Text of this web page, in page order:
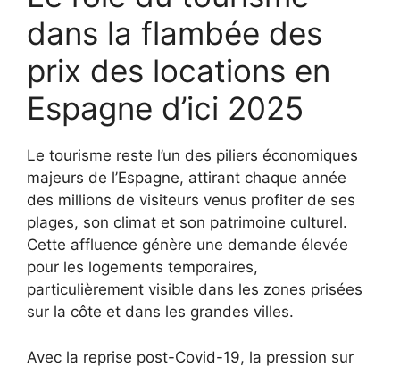
dans la flambée des
prix des locations en
Espagne d’ici 2025
Le tourisme reste l’un des piliers économiques
majeurs de l’Espagne, attirant chaque année
des millions de visiteurs venus profiter de ses
plages, son climat et son patrimoine culturel.
Cette affluence génère une demande élevée
pour les logements temporaires,
particulièrement visible dans les zones prisées
sur la côte et dans les grandes villes.
Avec la reprise post-Covid-19, la pression sur